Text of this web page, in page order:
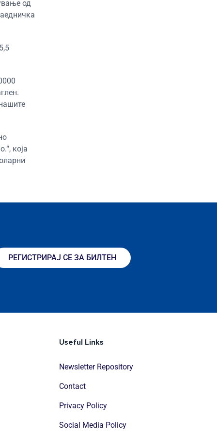
од
која
РЕГИСТРИРАЈ СЕ ЗА БИЛТЕН
Useful Links
Newsletter Repository
Contact
Privacy Policy
Social Media Policy